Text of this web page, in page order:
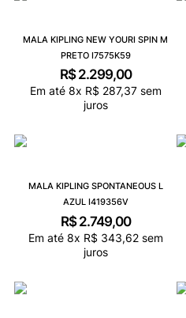
MALA KIPLING NEW YOURI SPIN M
PRETO I7575K59
R$ 2.299,00
Em até 8x R$ 287,37sem
juros
MALA KIPLING SPONTANEOUS L
AZUL I419356V
R$ 2.749,00
Em até 8x R$ 343,62sem
juros